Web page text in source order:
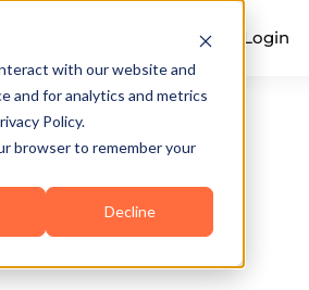
with our website and
and for analytics and metrics
Policy.
browser to remember your
Decline
Pricing Login